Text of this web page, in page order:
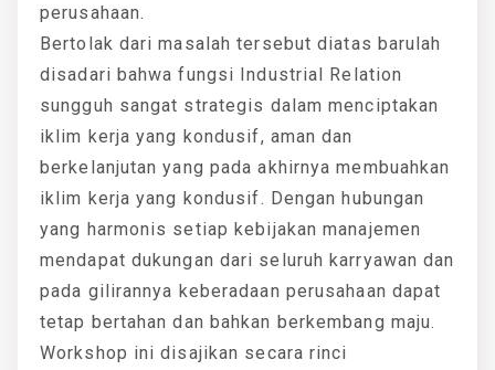
perusahaan.
Bertolak dari masalah tersebut diatas barulah
disadari bahwa fungsi Industrial Relation
sungguh sangat strategis dalam menciptakan
iklim kerja yang kondusif, aman dan
berkelanjutan yang pada akhirnya membuahkan
iklim kerja yang kondusif. Dengan hubungan
yang harmonis setiap kebijakan manajemen
mendapat dukungan dari seluruh karryawan dan
pada gilirannya keberadaan perusahaan dapat
tetap bertahan dan bahkan berkembang maju.
Workshop ini disajikan secara rinci